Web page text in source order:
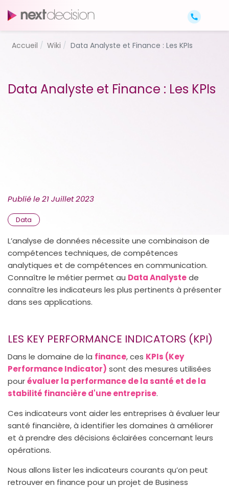
Accueil Wiki Data Analyste et Finance : Les KPIs
Data Analyste et Finance : Les KPIs
Publié le21 Juillet 2023
Data
L’analyse de données nécessite une combinaison de
compétences techniques, de compétences
analytiques et de compétences en communication.
Connaître le métier permet au Data Analystede
connaître les indicateurs les plus pertinents à présenter
dans ses applications.
LES KEY PERFORMANCE INDICATORS (KPI)
Dans le domaine de la finance, ces KPIs (Key
Performance Indicator) sont des mesures utilisées
pourévaluer la performance de la santé et de la
stabilité financière d'une entreprise.
Ces indicateurs vont aider les entreprises à évaluer leur
santé financière, à identifier les domaines à améliorer
et à prendre des décisions éclairées concernant leurs
opérations.
Nous allons lister les indicateurs courants qu’on peut
retrouver en finance pour un projet de Business